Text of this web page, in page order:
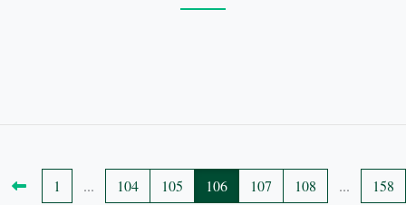
1 ... 104 105 106 107 108 ... 158